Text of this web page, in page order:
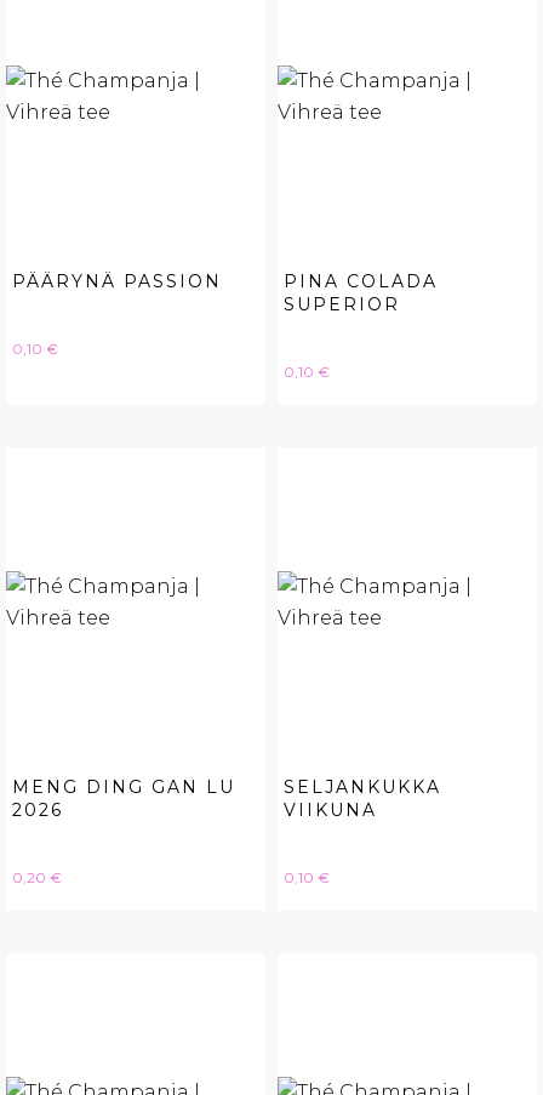
PÄÄRYNÄ PASSION
Hinta
0,10 €
PINA COLADA
SUPERIOR
Hinta
0,10 €
MENG DING GAN LU
2026
Hinta
0,20 €
SELJANKUKKA
VIIKUNA
Hinta
0,10 €